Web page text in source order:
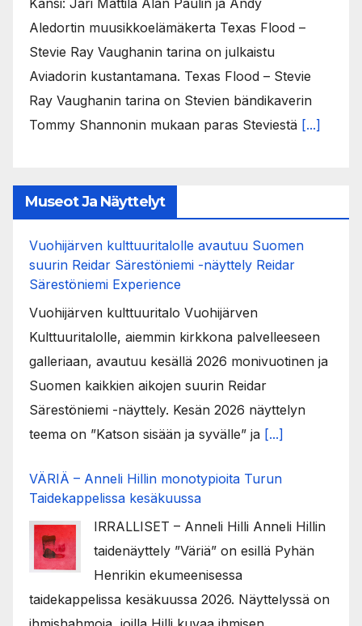
Kansi: Jari Mattila Alan Paulin ja Andy
Aledortin muusikkoelämäkerta Texas Flood –
Stevie Ray Vaughanin tarina on julkaistu
Aviadorin kustantamana. Texas Flood – Stevie
Ray Vaughanin tarina on Stevien bändikaverin
Tommy Shannonin mukaan paras Steviestä [...]
Museot Ja Näyttelyt
Vuohijärven kulttuuritalolle avautuu Suomen
suurin Reidar Särestöniemi -näyttely Reidar
Särestöniemi Experience
Vuohijärven kulttuuritalo Vuohijärven
Kulttuuritalolle, aiemmin kirkkona palvelleeseen
galleriaan, avautuu kesällä 2026 monivuotinen ja
Suomen kaikkien aikojen suurin Reidar
Särestöniemi -näyttely. Kesän 2026 näyttelyn
teema on ”Katson sisään ja syvälle” ja [...]
VÄRIÄ – Anneli Hillin monotypioita Turun
Taidekappelissa kesäkuussa
IRRALLISET – Anneli Hilli Anneli Hillin
taidenäyttely ”Väriä” on esillä Pyhän
Henrikin ekumeenisessa
taidekappelissa kesäkuussa 2026. Näyttelyssä on